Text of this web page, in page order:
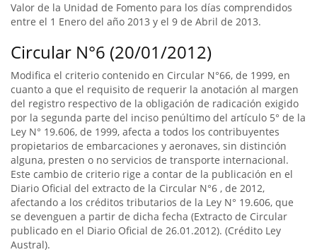
Valor de la Unidad de Fomento para los días comprendidos
entre el 1 Enero del año 2013 y el 9 de Abril de 2013.
Circular N°6 (20/01/2012)
Modifica el criterio contenido en Circular N°66, de 1999, en
cuanto a que el requisito de requerir la anotación al margen
del registro respectivo de la obligación de radicación exigido
por la segunda parte del inciso penúltimo del artículo 5° de la
Ley N° 19.606, de 1999, afecta a todos los contribuyentes
propietarios de embarcaciones y aeronaves, sin distinción
alguna, presten o no servicios de transporte internacional.
Este cambio de criterio rige a contar de la publicación en el
Diario Oficial del extracto de la Circular N°6 , de 2012,
afectando a los créditos tributarios de la Ley N° 19.606, que
se devenguen a partir de dicha fecha (Extracto de Circular
publicado en el Diario Oficial de 26.01.2012). (Crédito Ley
Austral).